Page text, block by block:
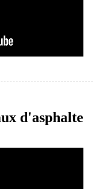
d'asphalte